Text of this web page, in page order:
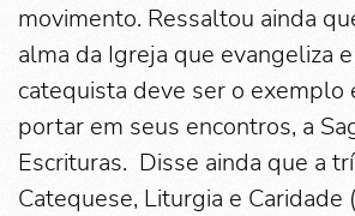
movimento. Ressaltou ainda
alma da Igreja que evangeliza
catequista deve ser o exemplo
portar em seus encontros, a
Escrituras. Disse ainda que a
Catequese, Liturgia e Caridade